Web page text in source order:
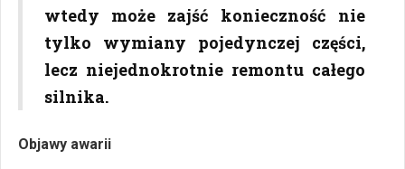
wtedy może zajść konieczność nie
tylko wymiany pojedynczej części,
lecz niejednokrotnie remontu całego
silnika.
Objawy awarii